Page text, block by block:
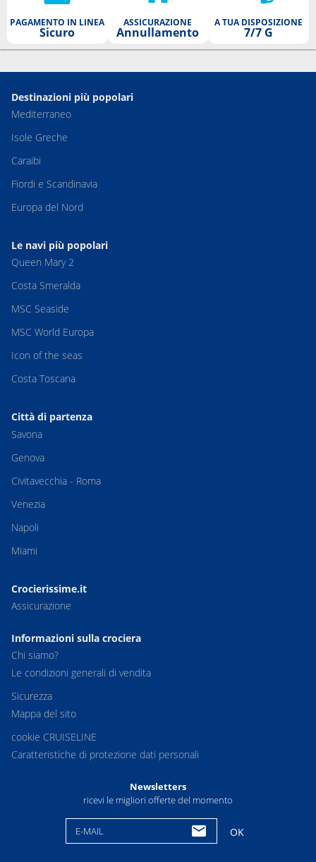
PAGAMENTO IN LINEA
Sicuro
ASSICURAZIONE
Annullamento
A TUA DISPOSIZIONE
7/7 G
Destinazioni più popolari
Mediterraneo
Isole Greche
Caraibi
Fiordi e Scandinavia
Europa del Nord
Le navi più popolari
Queen Mary 2
Costa Smeralda
MSC Seaside
MSC World Europa
Icon of the seas
Costa Toscana
Città di partenza
Savona
Genova
Civitavecchia - Roma
Venezia
Napoli
Miami
Crocierissime.it
Assicurazione
Informazioni sulla crociera
Chi siamo?
Le condizioni generali di vendita
Sicurezza
Mappa del sito
cookie CRUISELINE
Caratteristiche di protezione dati personali
Newsletters
ricevi le migliori offerte del momento
E-MAIL OK